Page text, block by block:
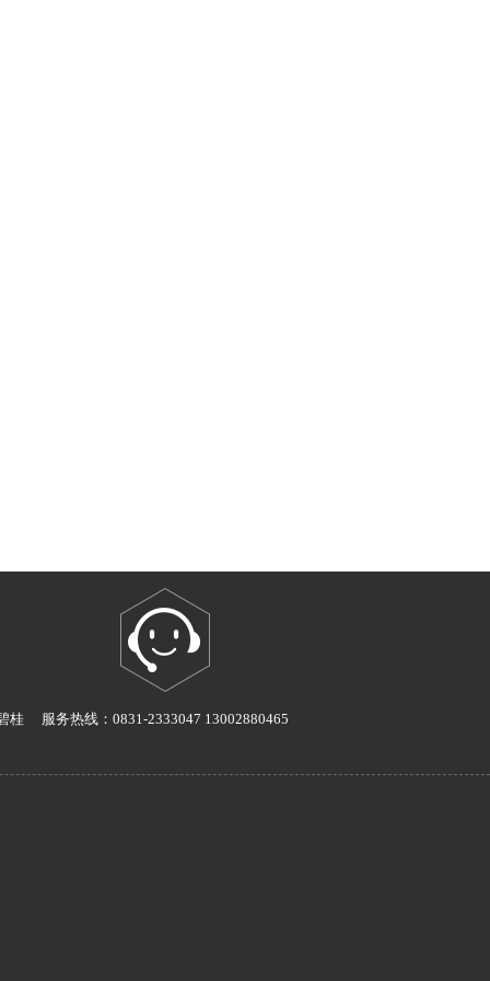
桂 服务热线：0831-2333047 13002880465